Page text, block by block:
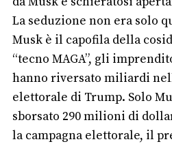
La seduzione non era solo
Musk è il capofila della
“tecno MAGA”, gli
hanno riversato miliardi
elettorale di Trump. Solo
sborsato 290 milioni di
la campagna elettorale, il